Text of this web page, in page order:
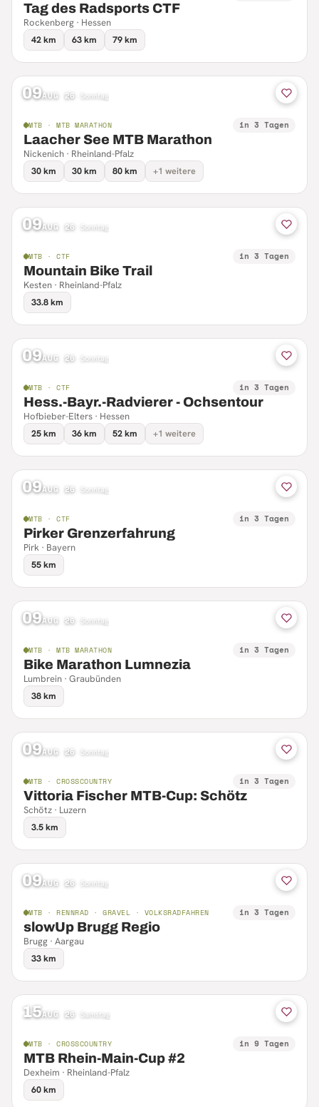
Tag des Radsports CTF
Rockenberg · Hessen
42 km
63 km 79 km
09AUG 26 Sonntag
MTB · MTB MARATHON in 3 Tagen
Laacher See MTB Marathon
Nickenich · Rheinland-Pfalz
30 km
30 km 80 km +1 weitere
09AUG 26 Sonntag
MTB · CTF in 3 Tagen
Mountain Bike Trail
Kesten · Rheinland-Pfalz
33.8 km
09AUG 26 Sonntag
MTB · CTF in 3 Tagen
Hess.-Bayr.-Radvierer - Ochsentour
Hofbieber-Elters · Hessen
25 km
36 km 52 km +1 weitere
09AUG 26 Sonntag
MTB · CTF in 3 Tagen
Pirker Grenzerfahrung
Pirk · Bayern
55 km
09AUG 26 Sonntag
MTB · MTB MARATHON in 3 Tagen
Bike Marathon Lumnezia
Lumbrein · Graubünden
38 km
09AUG 26 Sonntag
MTB · CROSSCOUNTRY in 3 Tagen
Vittoria Fischer MTB-Cup: Schötz
Schötz · Luzern
3.5 km
09AUG 26 Sonntag
MTB · RENNRAD · GRAVEL · VOLKSRADFAHREN in 3 Tagen
slowUp Brugg Regio
Brugg · Aargau
33 km
15AUG 26 Samstag
MTB · CROSSCOUNTRY in 9 Tagen
MTB Rhein-Main-Cup #2
Dexheim · Rheinland-Pfalz
60 km